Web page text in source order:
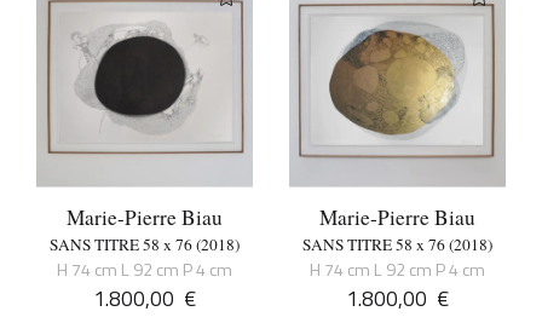
Marie-Pierre Biau
SANS TITRE 58 x 76 (2018)
H 74 cm L 92 cm P 4 cm
1.800,00 €
Marie-Pierre Biau
SANS TITRE 58 x 76 (2018)
H 74 cm L 92 cm P 4 cm
1.800,00 €